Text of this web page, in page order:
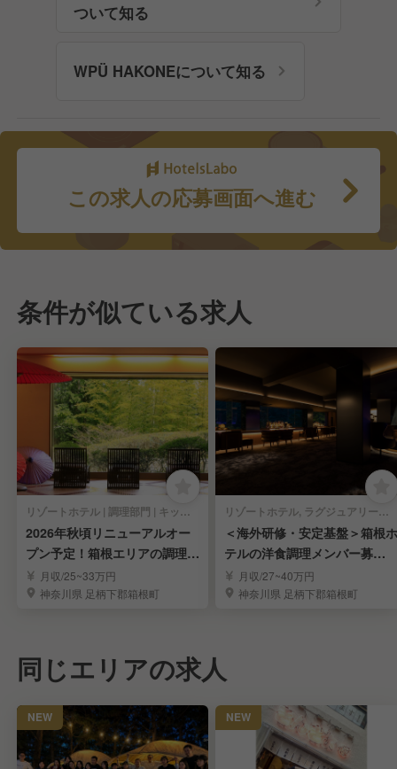
ついて知る
WPÜ HAKONEについて知る
この求人の応募画面へ進む
条件が似ている求人
リゾートホテル | 調理部門 | キッチンスタッフ
2026年秋頃リニューアルオー
プン予定！箱根エリアの調理ス
タッフ募集
月収/25~33万円
神奈川県 足柄下郡箱根町
リゾートホテル, ラグジュアリーホテル | 調理部門 | バル・バー | キッチンスタッフ
＜海外研修・安定基盤＞箱根ホ
テルの洋食調理メンバー募
集！！
月収/27~40万円
神奈川県 足柄下郡箱根町
同じエリアの求人
NEW NEW